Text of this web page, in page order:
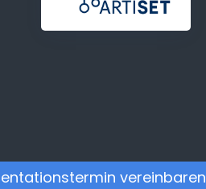
vereinbaren